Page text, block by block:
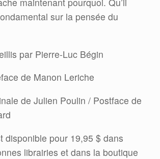
sur la pensée du
par Pierre-Luc Bégin
de Manon Leriche
de Julien Poulin / Postface de
disponible pour 19,95 $ dans
librairies et dans la boutique